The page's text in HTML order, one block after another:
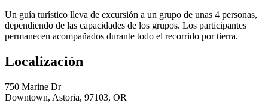
Un guía turístico lleva de excursión a un grupo de unas 4 personas,
dependiendo de las capacidades de los grupos. Los participantes
permanecen acompañados durante todo el recorrido por tierra.
Localización
750 Marine Dr
Downtown, Astoria, 97103, OR